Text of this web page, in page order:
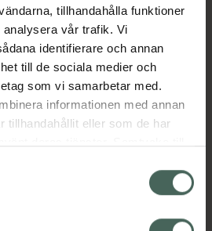
tillhandahålla funktioner
vår trafik. Vi
identifierare och annan
till de sociala medier och
som vi samarbetar med.
informationen med annan
tillhandahållit eller som de har
webbplatsens
återkallat samtycke påverkar inte
som skett innan återkallelsen.
innan